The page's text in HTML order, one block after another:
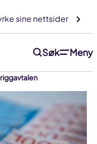
sine nettsider
Søk Meny